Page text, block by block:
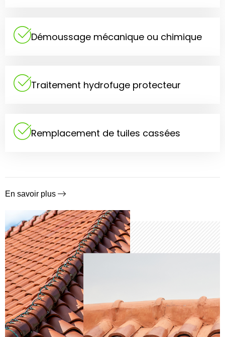
Démoussage mécanique ou chimique
Traitement hydrofuge protecteur
Remplacement de tuiles cassées
En savoir plus